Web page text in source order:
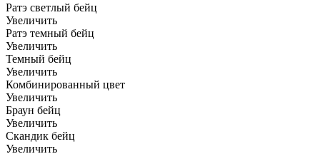
Ратэ светлый бейц
Увеличить
Ратэ темный бейц
Увеличить
Темный бейц
Увеличить
Комбинированный цвет
Увеличить
Браун бейц
Увеличить
Скандик бейц
Увеличить